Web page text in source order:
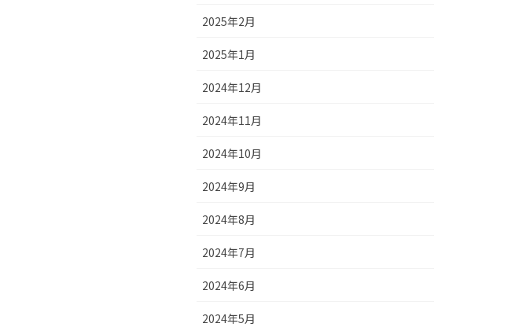
2025年2月
2025年1月
2024年12月
2024年11月
2024年10月
2024年9月
2024年8月
2024年7月
2024年6月
2024年5月